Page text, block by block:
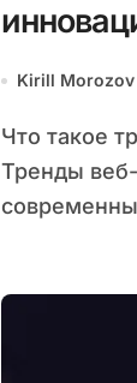
Kirill Morozov
Что такое тренды веб-дизайна в России?
Тренды